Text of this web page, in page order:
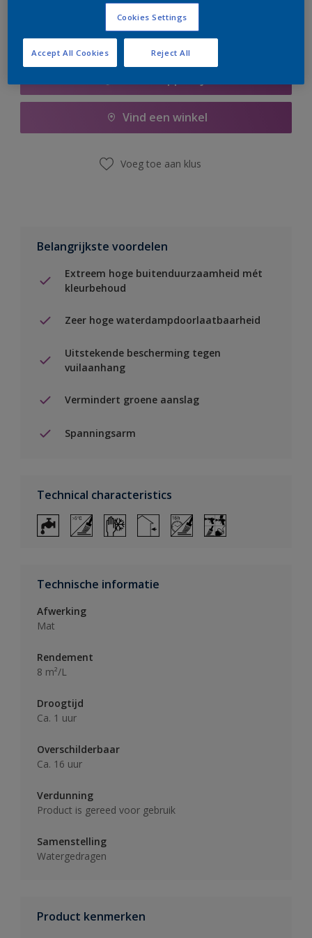
Vind een winkel
Voeg toe aan klus
Belangrijkste voordelen
Extreem hoge buitenduurzaamheid mét
kleurbehoud
Zeer hoge waterdampdoorlaatbaarheid
Uitstekende bescherming tegen
vuilaanhang
Vermindert groene aanslag
Spanningsarm
Technical characteristics
Technische informatie
Afwerking
Mat
Rendement
8 m²/L
Droogtijd
Ca. 1 uur
Overschilderbaar
Ca. 16 uur
Verdunning
Product is gereed voor gebruik
Samenstelling
Watergedragen
Product kenmerken
Cookies Settings
Reject All
Accept All Cookies